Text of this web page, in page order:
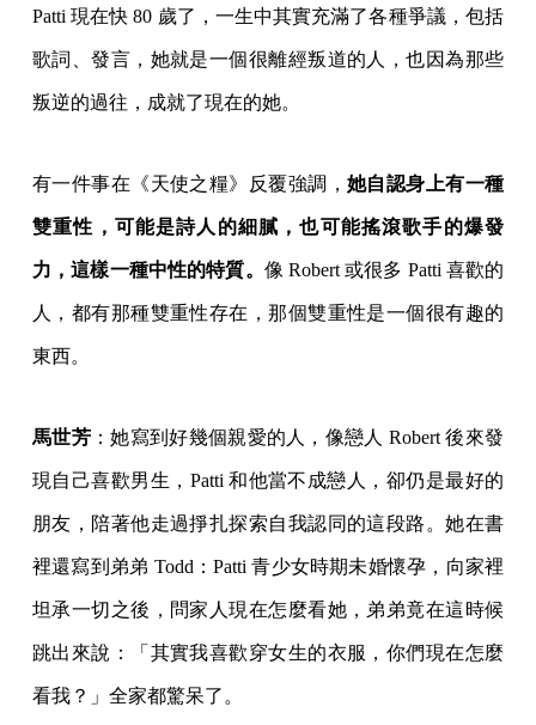
Patti 現在快 80 歲了，一生中其實充滿了各種爭議，包括
歌詞、發言，她就是一個很離經叛道的人，也因為那些
叛逆的過往，成就了現在的她。
有一件事在《天使之糧》反覆強調， 她自認身上有一種
雙重性，可能是詩人的細膩，也可能搖滾歌手的爆發
力，這樣一種中性的特質。 像 Robert 或很多 Patti 喜歡的
人，都有那種雙重性存在，那個雙重性是一個很有趣的
東西。
馬世芳：她寫到好幾個親愛的人，像戀人 Robert 後來發
現自己喜歡男生，Patti 和他當不成戀人，卻仍是最好的
朋友，陪著他走過掙扎探索自我認同的這段路。她在書
裡還寫到弟弟 Todd：Patti 青少女時期未婚懷孕，向家裡
坦承一切之後，問家人現在怎麼看她，弟弟竟在這時候
跳出來說：「其實我喜歡穿女生的衣服，你們現在怎麼
看我？」全家都驚呆了。